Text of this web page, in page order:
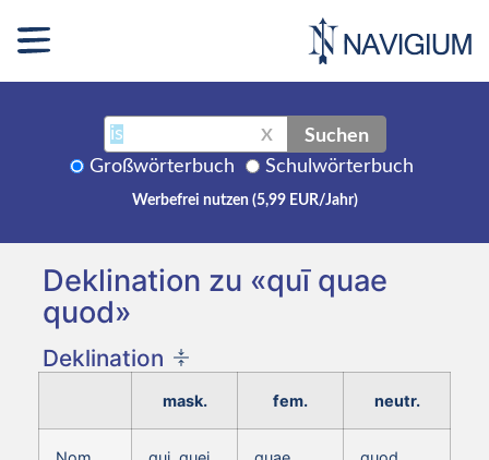
X Suchen
Großwörterbuch Schulwörterbuch
Werbefrei nutzen (5,99 EUR/Jahr)
Deklination zu «quī quae
quod»
Deklination
mask. fem. neutr.